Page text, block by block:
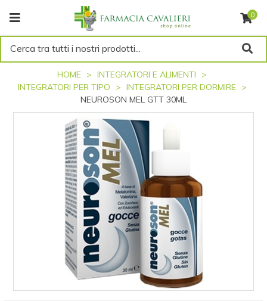
0
Cerca tra tutti i nostri prodotti...
HOME
INTEGRATORI E ALIMENTI
INTEGRATORI PER TIPO
INTEGRATORI PER DORMIRE
NEUROSON MEL GTT 30ML